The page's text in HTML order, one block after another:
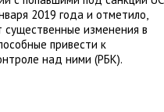
2019 года и отметило,
изменения в
привести к
над ними (РБК).